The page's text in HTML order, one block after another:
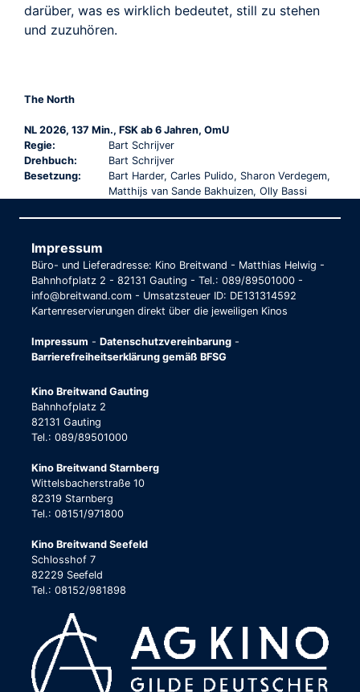
darüber, was es wirklich bedeutet, still zu stehen
und zuzuhören.
The North
NL 2026, 137 Min., FSK ab 6 Jahren, OmU
Regie:
Bart Schrijver
Drehbuch:
Bart Schrijver
Besetzung:
Bart Harder, Carles Pulido, Sharon Verdegem,
Matthijs van Sande Bakhuizen, Olly Bassi
Impressum
Büro- und Lieferadresse: Kino Breitwand - Matthias Helwig -
Bahnhofplatz 2 - 82131 Gauting - Tel.: 089/89501000 -
info@breitwand.com - Umsatzsteuer ID: DE131314592
Kartenreservierungen direkt über die jeweiligen Kinos
Impressum - Datenschutzvereinbarung -
Barrierefreiheitserklärung gemäß BFSG
Kino Breitwand Gauting
Bahnhofplatz 2
82131 Gauting
Tel.: 089/89501000
Kino Breitwand Starnberg
Wittelsbacherstraße 10
82319 Starnberg
Tel.: 08151/971800
Kino Breitwand Seefeld
Schlosshof 7
82229 Seefeld
Tel.: 08152/981898